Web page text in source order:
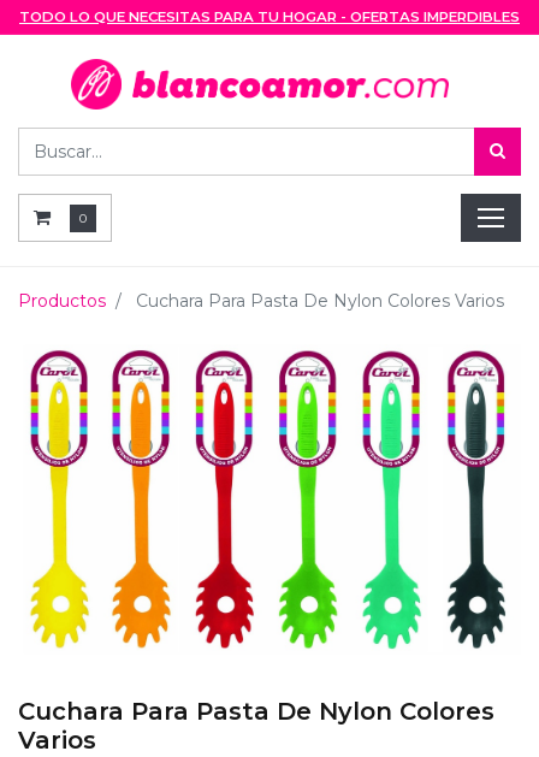
TODO LO QUE NECESITAS PARA TU HOGAR - OFERTAS IMPERDIBLES
0
Productos Cuchara Para Pasta De Nylon Colores Varios
Cuchara Para Pasta De Nylon Colores
Varios